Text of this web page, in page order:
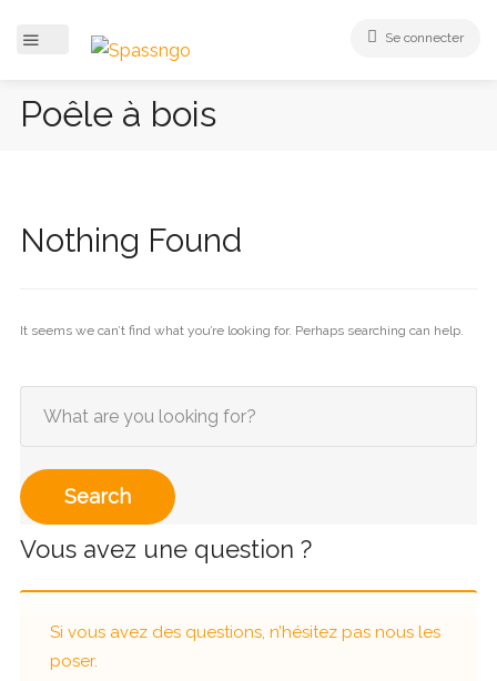
Se connecter
Poêle à bois
Nothing Found
It seems we can’t find what you’re looking for. Perhaps searching can help.
Search
Vous avez une question ?
Si vous avez des questions, n’hésitez pas nous les
poser.